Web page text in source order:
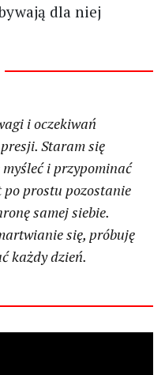
dla niej
i oczekiwań
Staram się
i przypominać
po prostu pozostanie
samej siebie.
się, próbuję
każdy dzień.